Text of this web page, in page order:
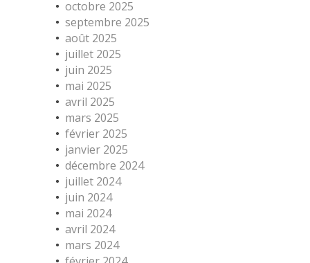
octobre 2025
septembre 2025
août 2025
juillet 2025
juin 2025
mai 2025
avril 2025
mars 2025
février 2025
janvier 2025
décembre 2024
juillet 2024
juin 2024
mai 2024
avril 2024
mars 2024